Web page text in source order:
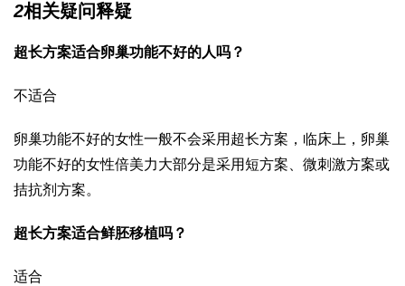
2相关疑问释疑
超长方案适合卵巢功能不好的人吗？
不适合
卵巢功能不好的女性一般不会采用超长方案，临床上，卵巢
功能不好的女性倍美力大部分是采用短方案、微刺激方案或
拮抗剂方案。
超长方案适合鲜胚移植吗？
适合